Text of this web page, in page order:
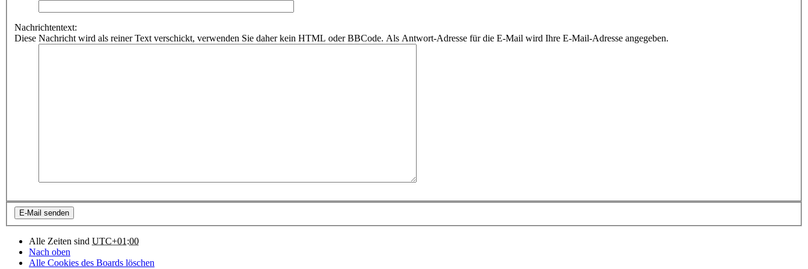
Nachrichtentext:
Diese Nachricht wird als reiner Text verschickt, verwenden Sie daher kein HTML oder BBCode. Als Antwort-Adresse für die E-Mail wird Ihre E-Mail-Adresse angegeben.
Alle Zeiten sind UTC+01:00
Nach oben
Alle Cookies des Boards löschen